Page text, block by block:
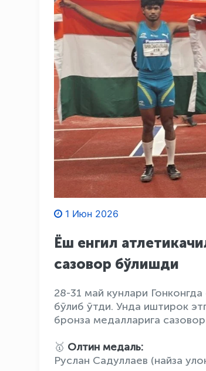
1 Июн 2026
Ёш енгил
сазовор бўлишди
28-31 май кунлари
бўлиб ўтди. Унда иштирок
бронза медалларига
🥇 Олтин медаль:
Руслан Садуллаев (найза